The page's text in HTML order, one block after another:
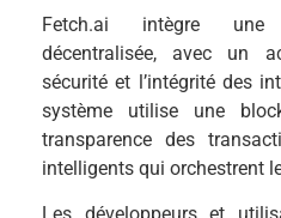
Fetch.ai intègre
décentralisée, avec un
sécurité et l’intégrité des
système utilise une
transparence des
intelligents qui orchestrent